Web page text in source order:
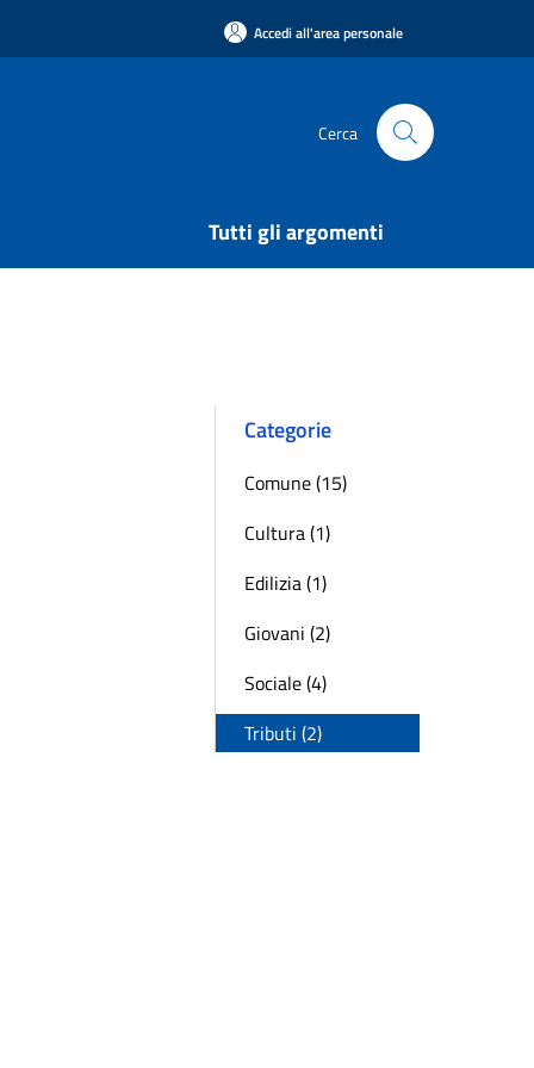
Accedi all'area personale
Cerca
Tutti gli argomenti
Categorie
Comune (15)
Cultura (1)
Edilizia (1)
Giovani (2)
Sociale (4)
Tributi (2)